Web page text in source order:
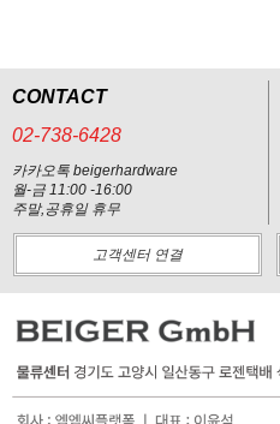
CONTACT
02-738-6428
카카오톡 beigerhardware
월-금 11:00 -16:00
주말,공휴일 휴무
고객센터 연결